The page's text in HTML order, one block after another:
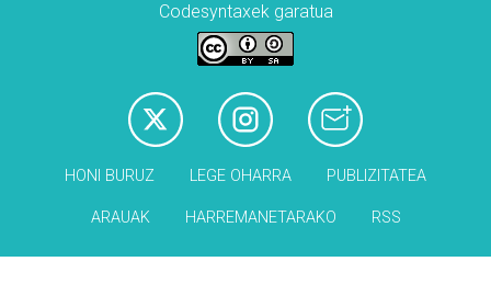
Codesyntaxek garatua
HONI BURUZ LEGE OHARRA PUBLIZITATEA
ARAUAK HARREMANETARAKO RSS